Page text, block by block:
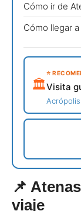
Cómo ir de
Cómo llegar
🏛️
⭐
Visita
Acrópolis
📌
viaje